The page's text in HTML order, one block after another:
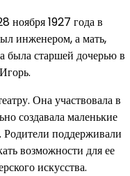
ноября 1927 года в
инженером, а мать,
была старшей дочерью в
Она участвовала в
создавала маленькие
Родители поддерживали
возможности для ее
искусства.